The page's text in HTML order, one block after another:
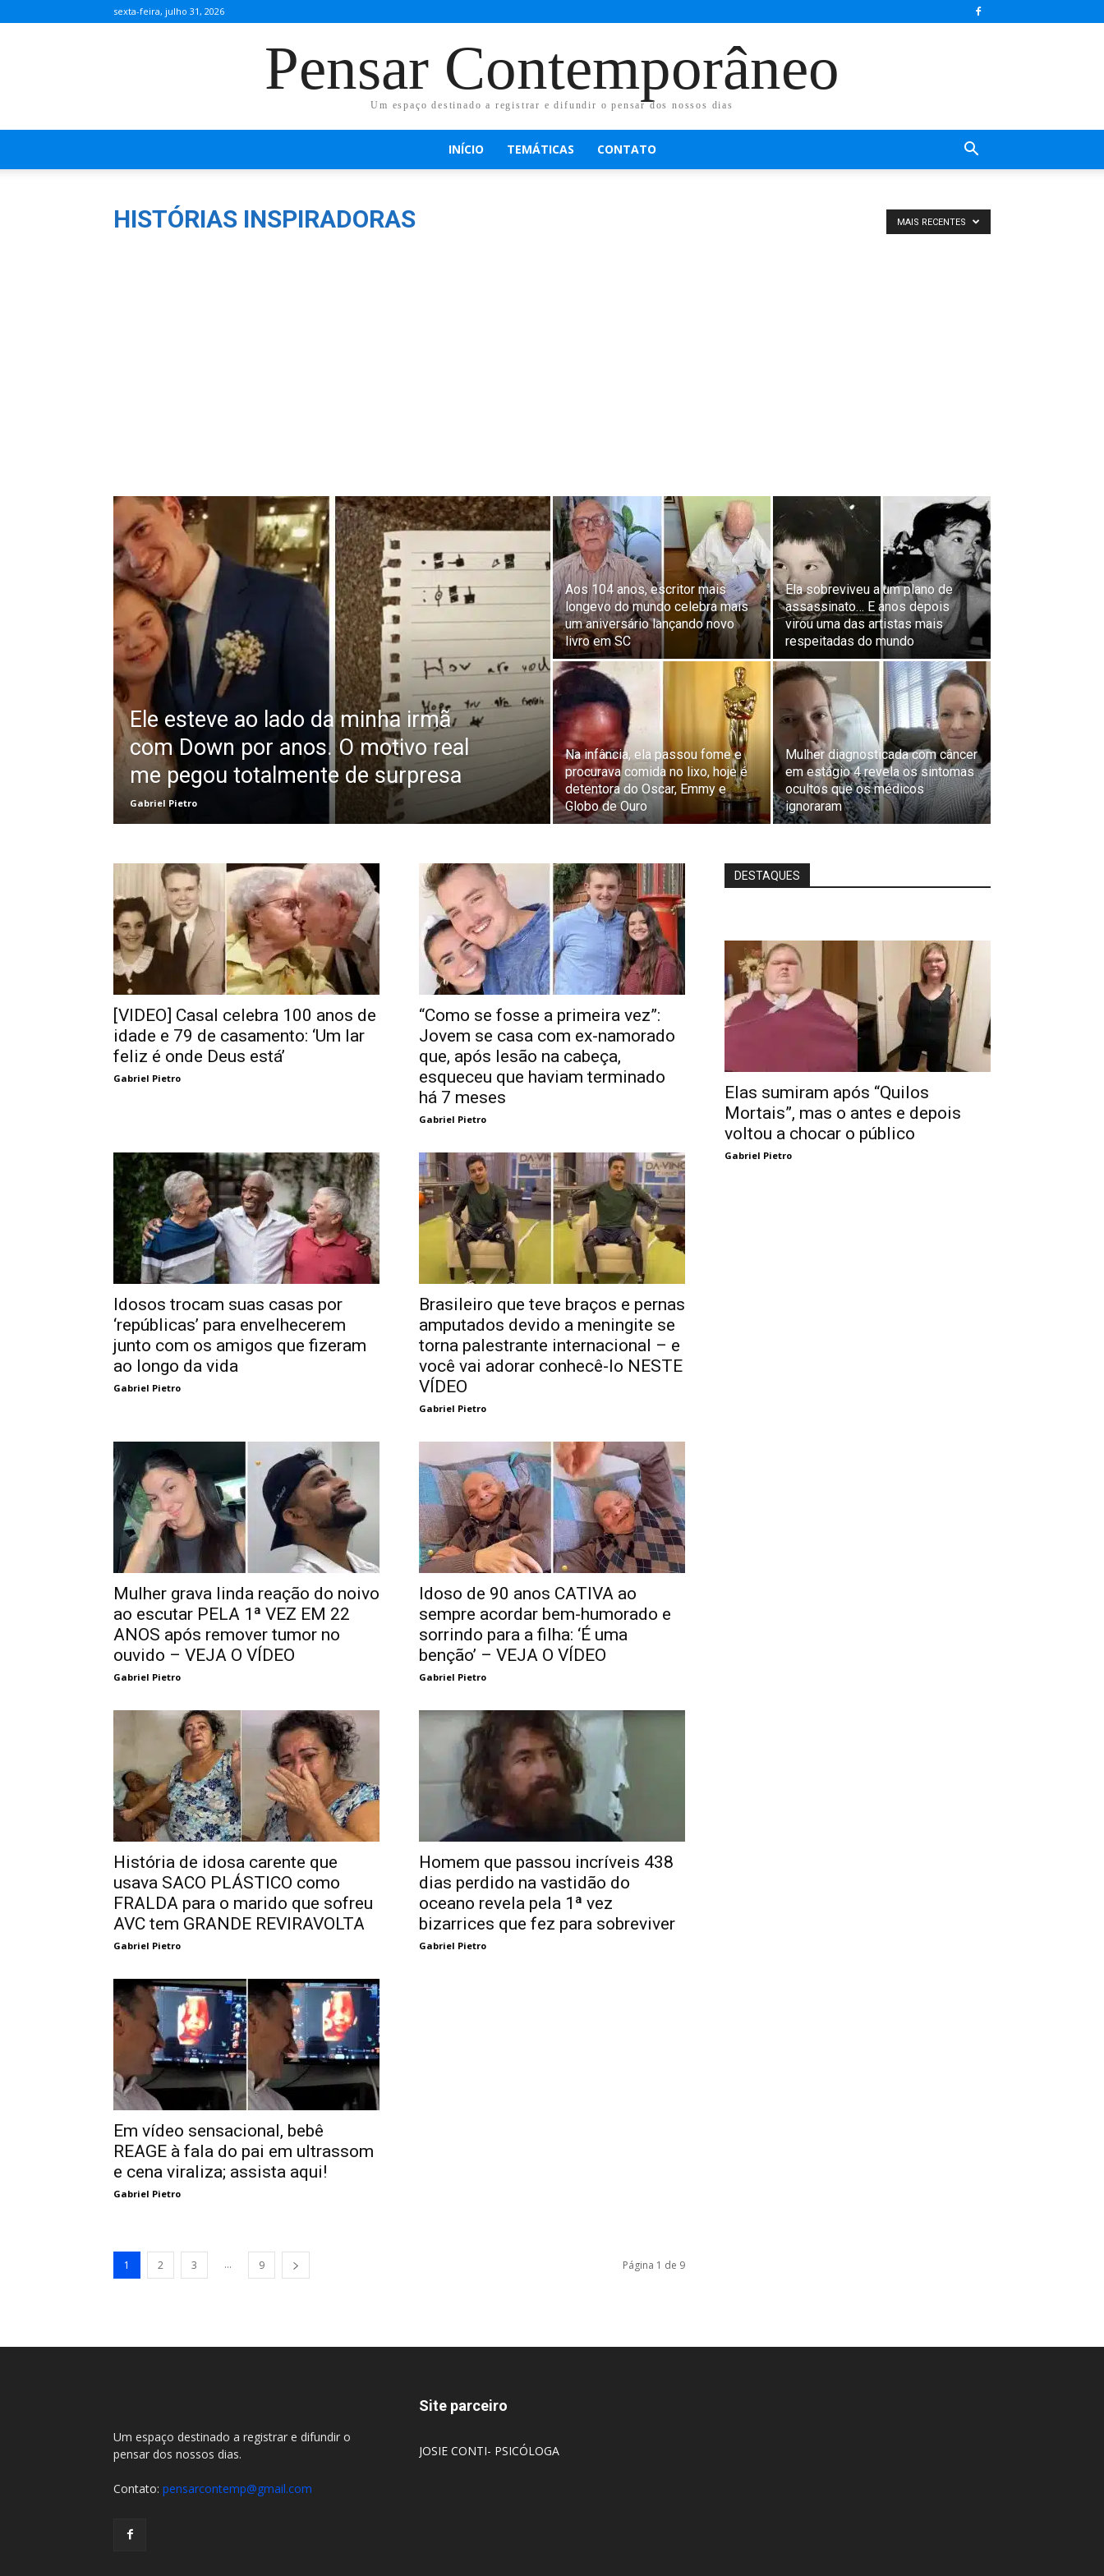
sexta-feira, julho 31, 2026
Pensar Contemporâneo
Um espaço destinado a registrar e difundir o pensar dos nossos dias
INÍCIO TEMÁTICAS CONTATO
HISTÓRIAS INSPIRADORAS MAIS RECENTES
Ele esteve ao lado da minha irmã
com Down por anos. O motivo real
me pegou totalmente de surpresa
Gabriel Pietro
Aos 104 anos, escritor mais
longevo do mundo celebra mais
um aniversário lançando novo
livro em SC
Ela sobreviveu a um plano de
assassinato… E anos depois
virou uma das artistas mais
respeitadas do mundo
Na infância, ela passou fome e
procurava comida no lixo, hoje é
detentora do Oscar, Emmy e
Globo de Ouro
Mulher diagnosticada com câncer
em estágio 4 revela os sintomas
ocultos que os médicos
ignoraram
[VIDEO] Casal celebra 100 anos de
idade e 79 de casamento: ‘Um lar
feliz é onde Deus está’
Gabriel Pietro
“Como se fosse a primeira vez”:
Jovem se casa com ex-namorado
que, após lesão na cabeça,
esqueceu que haviam terminado
há 7 meses
Gabriel Pietro
Idosos trocam suas casas por
‘repúblicas’ para envelhecerem
junto com os amigos que fizeram
ao longo da vida
Gabriel Pietro
Brasileiro que teve braços e pernas
amputados devido a meningite se
torna palestrante internacional – e
você vai adorar conhecê-lo NESTE
VÍDEO
Gabriel Pietro
Mulher grava linda reação do noivo
ao escutar PELA 1ª VEZ EM 22
ANOS após remover tumor no
ouvido – VEJA O VÍDEO
Gabriel Pietro
Idoso de 90 anos CATIVA ao
sempre acordar bem-humorado e
sorrindo para a filha: ‘É uma
benção’ – VEJA O VÍDEO
Gabriel Pietro
História de idosa carente que
usava SACO PLÁSTICO como
FRALDA para o marido que sofreu
AVC tem GRANDE REVIRAVOLTA
Gabriel Pietro
Homem que passou incríveis 438
dias perdido na vastidão do
oceano revela pela 1ª vez
bizarrices que fez para sobreviver
Gabriel Pietro
Em vídeo sensacional, bebê
REAGE à fala do pai em ultrassom
e cena viraliza; assista aqui!
Gabriel Pietro
1 2 3 ... 9 Página 1 de 9
DESTAQUES
Elas sumiram após “Quilos
Mortais”, mas o antes e depois
voltou a chocar o público
Gabriel Pietro
Um espaço destinado a registrar e difundir o
pensar dos nossos dias.
Contato: pensarcontemp@gmail.com
Site parceiro
JOSIE CONTI- PSICÓLOGA